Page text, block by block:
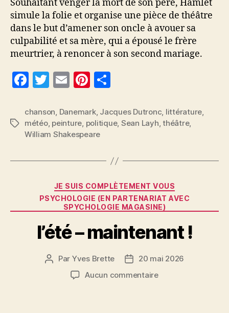
Souhaitant venger la mort de son père, Hamlet
simule la folie et organise une pièce de théâtre
dans le but d’amener son oncle à avouer sa
culpabilité et sa mère, qui a épousé le frère
meurtrier, à renoncer à son second mariage.
F
c
e
o
T
itt
er
E
ai
l
Pi
er
es
rt
a
er
Étiquettes
chanson, Danemark, Jacques Dutronc, littérature,
météo, peinture, politique, Sean Layh,théâtre,
William Shakespeare
Catégories
JE SUIS COMPLÈTEMENT VOUS
PSYCHOLOGIE (EN PARTENARIAT AVEC
SPYCHOLOGIE MAGASINE)
l’été – maintenant !
Auteur
l’article
Par Yves Brette
Date20 mai 2026
Aucun commentairesur